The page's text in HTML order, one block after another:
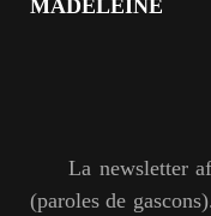
MADELEINE
La newsletter
(paroles de